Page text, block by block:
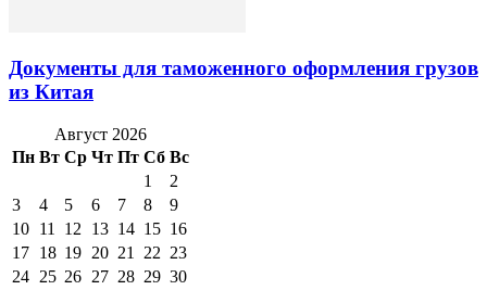
Документы для таможенного оформления грузов
из Китая
Август 2026
Пн Вт Ср Чт Пт Сб Вс
1
2
3
4 5 6 7 8
9
10 11 12 13 14 15 16
17 18 19 20 21 22 23
24 25 26 27 28 29 30